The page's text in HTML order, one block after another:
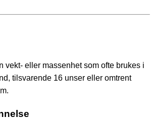
vekt- eller massenhet som ofte brukes i
tilsvarende 16 unser eller omtrent